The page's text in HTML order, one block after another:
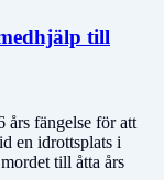
till
års fängelse för att
en idrottsplats i
till åtta års